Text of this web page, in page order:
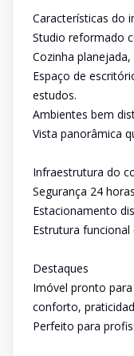
Características do
Studio reformado
Cozinha
Espaço de
estudos.
Ambientes bem
Vista panorâmica
Infraestrutura do
Segurança 24
Estacionamento
Estrutura
Destaques
Imóvel pronto
conforto,
Perfeito para